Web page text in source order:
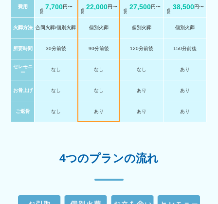
費用 7,700円〜 22,000円〜 27,500円〜 38,500円〜
火葬方法 合同火葬/個別火葬 個別火葬 個別火葬 個別火葬
所要時間 30分前後 90分前後 120分前後 150分前後
セレモニ
ー
なし なし なし あり
お骨上げ なし なし あり あり
ご返骨 なし あり あり あり
4つのプランの流れ